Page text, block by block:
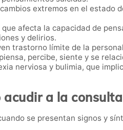
extremos en el estado
afecta la capacidad de
y delirios.
trastorno límite de la
percibe, siente y se
nerviosa y bulimia, que
acudir a la
se presentan signos y